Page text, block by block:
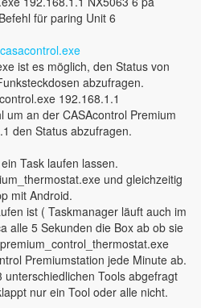
für paring Unit 6
ist es möglich, den Status von
abzufragen.
192.168.1.1
um an der CASAcontrol Premium
den Status abzufragen.
Task laufen lassen.
und gleichzeitig
mit Android.
ist ( Taskmanager läuft auch im
alle 5 Sekunden die Box ab ob sie
Premiumstation jede Minute ab.
Tools abgefragt
nur ein Tool oder alle nicht.